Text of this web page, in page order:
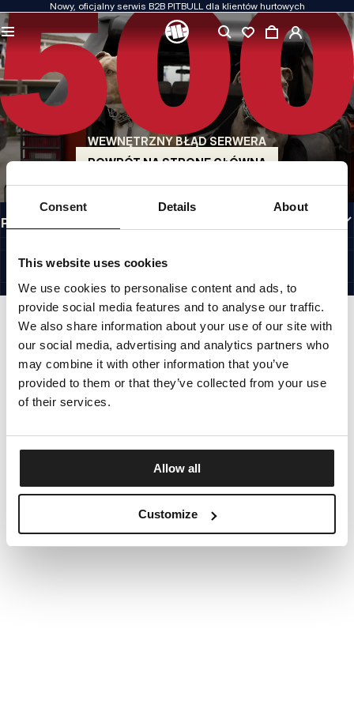
Consent Details About
This website uses cookies
We use cookies to personalise content and ads, to
provide social media features and to analyse our traffic.
We also share information about your use of our site with
our social media, advertising and analytics partners who
may combine it with other information that you’ve
provided to them or that they’ve collected from your use
of their services.
Allow all
Customize
Nowy, oficjalny serwis B2B PITBULL dla klientów hurtowych
WEWNĘTRZNY BŁĄD SERWERA
POWRÓT NA STRONĘ GŁÓWNĄ
JAKOŚĆ TO DLA NAS PRIORYTET
Naszą odzież produkujemy z pasją. Nie idziemy na kompromis w kwestiach
wytrzymałości, długowieczności materiałów i dbałości o detal.
US ORIGIN
Nasze korzenie sięgają San Diego z początku lat 90-tych XX wieku. Nasz styl jest
surowy, autentyczny i bezkompromisowy.
MARKA Z CHARAKTEREM
Nasze kolekcje wybierają sportowcy, fighterzy i uparci indywidualiści.
INFORMACJE
PRZYDATNE LINKI
©1997 - 2026 PITBULL SP. Z O.O. ALL RIGHTS RESERVED.
SITE CREDITS
IDŹ DO GÓRY